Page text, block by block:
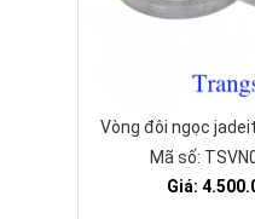
Vòng đôi ngọc
Mã số:
Giá: